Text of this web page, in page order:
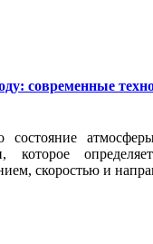
современные
скоростью и